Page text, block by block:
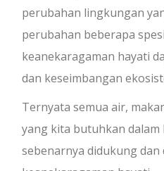
perubahan lingkungan
perubahan beberapa
keanekaragaman hayati
dan keseimbangan
Ternyata semua air,
yang kita butuhkan
sebenarnya didukung dan